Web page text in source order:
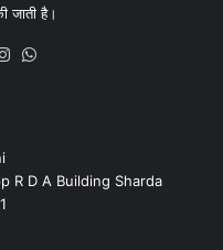
जाती है।
Instagram
R D A Building Sharda